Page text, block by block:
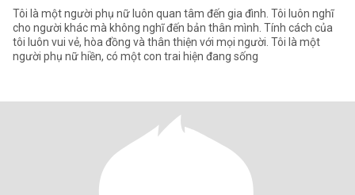
Tôi là một người phụ nữ luôn quan tâm đến gia đình. Tôi luôn nghĩ
cho người khác mà không nghĩ đến bản thân mình. Tính cách của
tôi luôn vui vẻ, hòa đồng và thân thiện với mọi người. Tôi là một
người phụ nữ hiền, có một con trai hiện đang sống